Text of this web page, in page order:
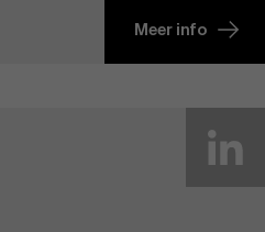
Meer info